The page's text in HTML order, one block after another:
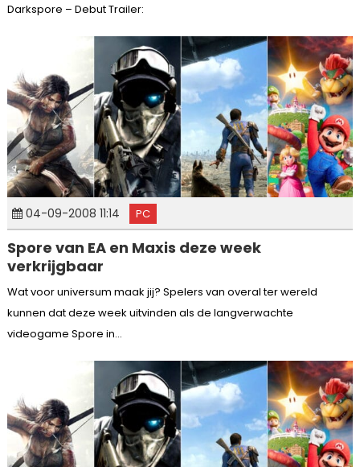
Darkspore – Debut Trailer:
04-09-2008 11:14 PC
Spore van EA en Maxis deze week
verkrijgbaar
Wat voor universum maak jij? Spelers van overal ter wereld
kunnen dat deze week uitvinden als de langverwachte
videogame Spore in...